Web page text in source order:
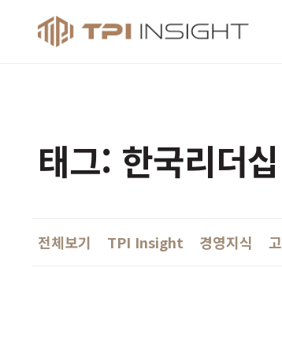
티피
태그: 한국리더십
전체보기 TPI Insight 경영지식